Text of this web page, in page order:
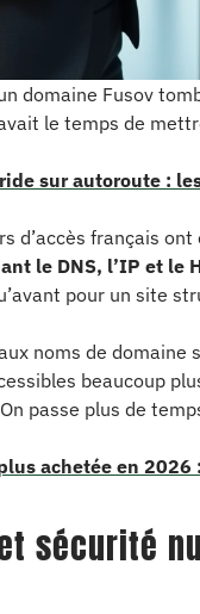
domaine Fusov
le temps de
sur autoroute :
d’accès français
le DNS, l’IP et le
pour un site
noms de domaine
beaucoup
passe plus de
achetée en 2026
sécurité